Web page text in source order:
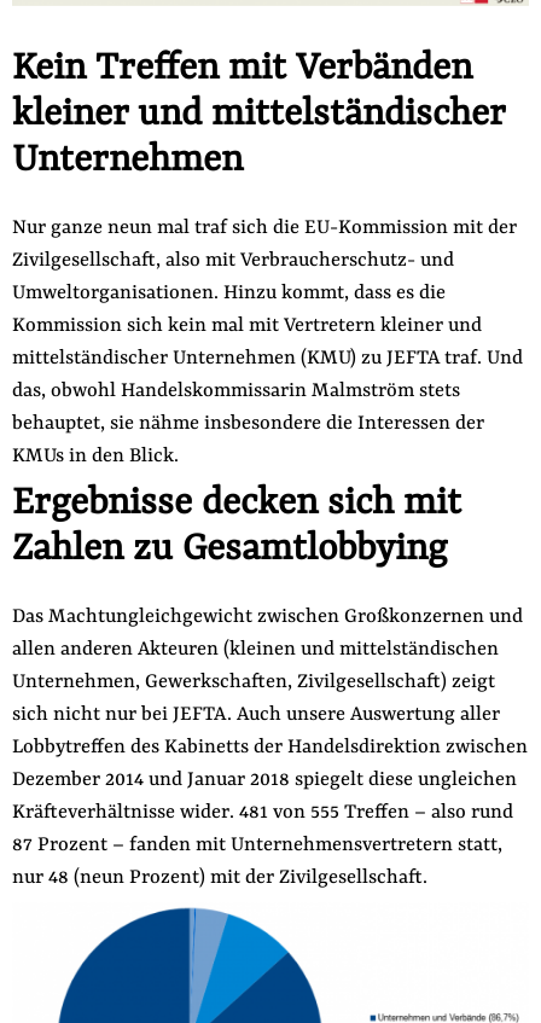
Kein Treffen mit Verbänden
kleiner und mittelständischer
Unternehmen
Nur ganze neun mal traf sich die EU-Kommission mit der
Zivilgesellschaft, also mit Verbraucherschutz- und
Umweltorganisationen. Hinzu kommt, dass es die
Kommission sich kein mal mit Vertretern kleiner und
mittelständischer Unternehmen (KMU) zu JEFTA traf. Und
das, obwohl Handelskommissarin Malmström stets
behauptet, sie nähme insbesondere die Interessen der
KMUs in den Blick.
Ergebnisse decken sich mit
Zahlen zu Gesamtlobbying
Das Machtungleichgewicht zwischen Großkonzernen und
allen anderen Akteuren (kleinen und mittelständischen
Unternehmen, Gewerkschaften, Zivilgesellschaft) zeigt
sich nicht nur bei JEFTA. Auch unsere Auswertung aller
Lobbytreffen des Kabinetts der Handelsdirektion zwischen
Dezember 2014 und Januar 2018 spiegelt diese ungleichen
Kräfteverhältnisse wider. 481 von 555 Treffen – also rund
87 Prozent – fanden mit Unternehmensvertretern statt,
nur 48 (neun Prozent) mit der Zivilgesellschaft.